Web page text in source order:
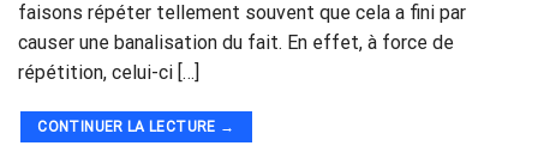
faisons répéter tellement souvent que cela a fini par
causer une banalisation du fait. En effet, à force de
répétition, celui-ci […]
CONTINUER LA LECTURE →